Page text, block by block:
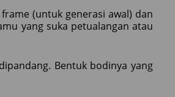
(untuk generasi awal) dan
yang suka petualangan atau
Bentuk bodinya yang